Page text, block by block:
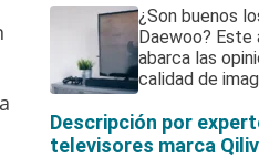
¿Son buenos
Daewoo? Este
abarca las
calidad de
Descripción por
televisores marca